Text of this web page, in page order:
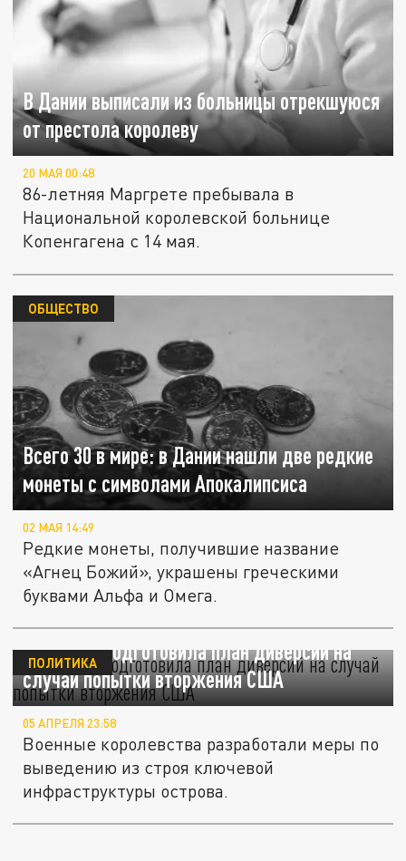
В Дании выписали из больницы отрекшуюся
от престола королеву
20 МАЯ 00:48
86-летняя Маргрете пребывала в
Национальной королевской больнице
Копенгагена с 14 мая.
Всего 30 в мире: в Дании нашли две редкие
монеты с символами Апокалипсиса
ОБЩЕСТВО
02 МАЯ 14:49
Редкие монеты, получившие название
«Агнец Божий», украшены греческими
буквами Альфа и Омега.
NI: Дания подготовила план диверсий на
случай попытки вторжения США
ПОЛИТИКА
05 АПРЕЛЯ 23:58
Военные королевства разработали меры по
выведению из строя ключевой
инфраструктуры острова.